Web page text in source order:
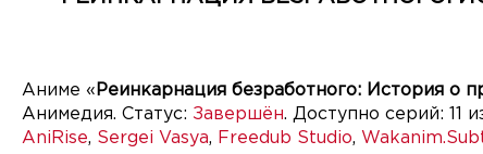
Аниме « Реинкарнация безработного: История о
Анимедия. Статус: Завершён. Доступно серий: 11
AniRise, Sergei Vasya, Freedub Studio,